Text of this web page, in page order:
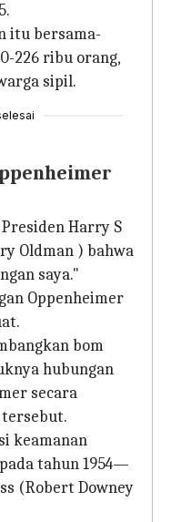
itu bersama-
226 ribu orang,
sipil.
Harry S
Oldman ) bahwa
saya."
Oppenheimer
bom
hubungan
secara
keamanan
tahun 1954—
(Robert Downey